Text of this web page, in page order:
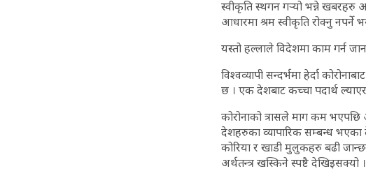
स्वीकृति स्थगन गर्‍यो भन्ने खबरहरु
आधारमा श्रम स्वीकृति रोक्नु नपर्ने
यस्तो हल्लाले विदेशमा काम गर्न
विश्वव्यापी सन्दर्भमा हेर्दा
छ । एक देशबाट कच्चा पदार्थ
कोरोनाको त्रासले माग कम
देशहरुका व्यापारिक सम्बन्ध
कोरिया र खाडी मुलुकहरु बढी
अर्थतन्त्र खस्किने स्पष्टै देखिइसक्यो ।